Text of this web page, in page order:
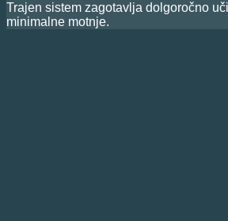
Trajen sistem zagotavlja dolgoročno
minimalne motnje.